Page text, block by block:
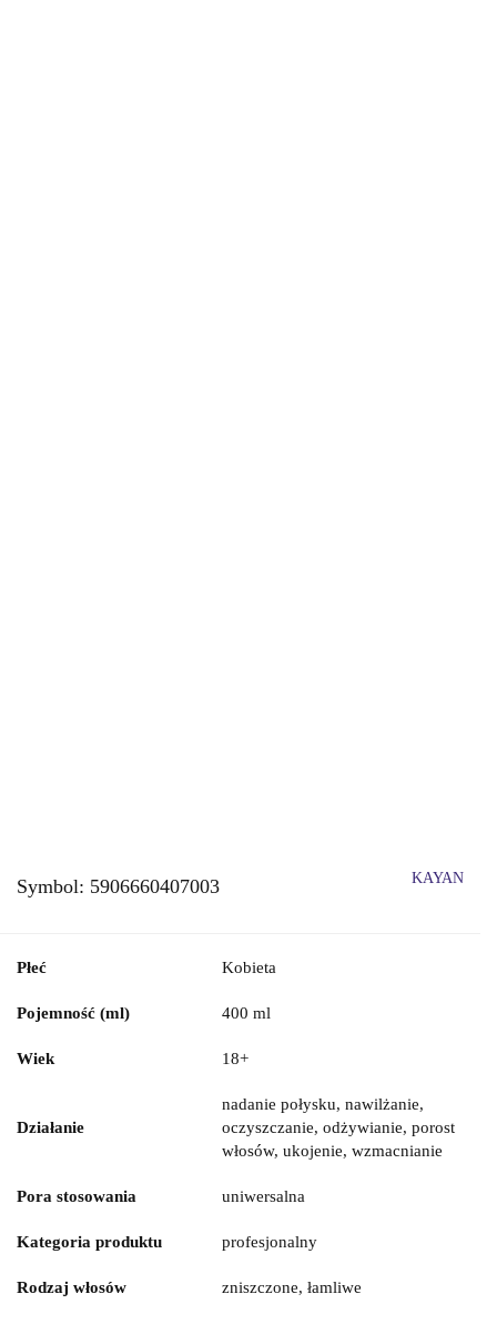
Symbol: 5906660407003 KAYAN
Płeć Kobieta
Pojemność (ml) 400 ml
Wiek 18+
Działanie
nadanie połysku, nawilżanie,
oczyszczanie, odżywianie, porost
włosów, ukojenie, wzmacnianie
Pora stosowania uniwersalna
Kategoria produktu profesjonalny
Rodzaj włosów zniszczone, łamliwe